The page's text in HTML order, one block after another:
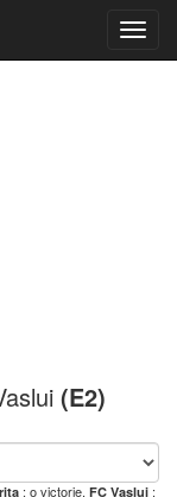
(E2)
: o victorie, FC Vaslui :